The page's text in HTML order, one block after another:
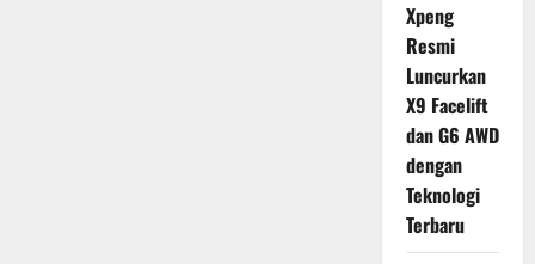
Xpeng
Resmi
Luncurkan
X9 Facelift
dan G6 AWD
dengan
Teknologi
Terbaru